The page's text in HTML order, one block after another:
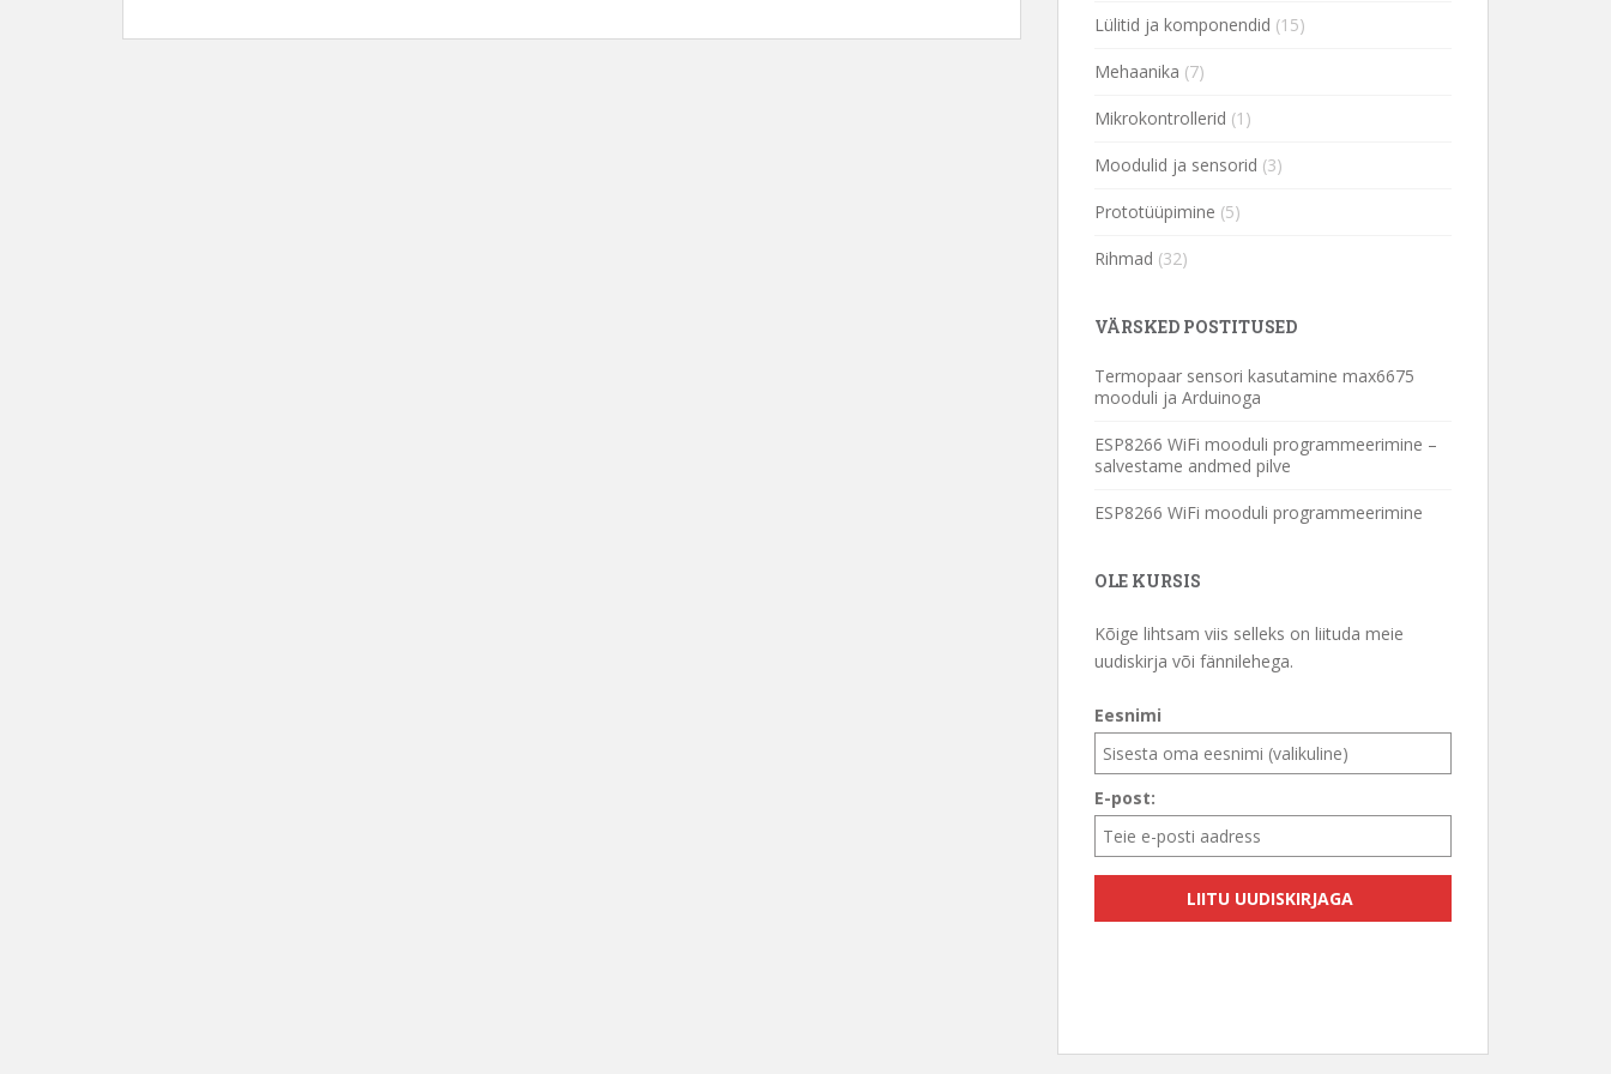
Lülitid ja komponendid (15)
Mehaanika (7)
Mikrokontrollerid (1)
Moodulid ja sensorid (3)
Prototüüpimine (5)
Rihmad (32)
VÄRSKED POSTITUSED
Termopaar sensori kasutamine max6675
mooduli ja Arduinoga
ESP8266 WiFi mooduli programmeerimine –
salvestame andmed pilve
ESP8266 WiFi mooduli programmeerimine
OLE KURSIS
Kõige lihtsam viis selleks on liituda meie
uudiskirja või fännilehega.
Eesnimi
E-post: